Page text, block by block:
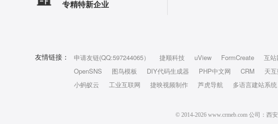
专精特新企业
友情链接： 申请友链(QQ:597244065） 捷顺科技 uView FormCreate 互站
OpenSNS
图鸟模板 DIY代码生成器 PHP中文网 CRM 天
小蚂蚁云
工业互联网 捷映视频制作 芦虎导航 多语言建站系统
© 2014-2026 www.crmeb.com 公司：西